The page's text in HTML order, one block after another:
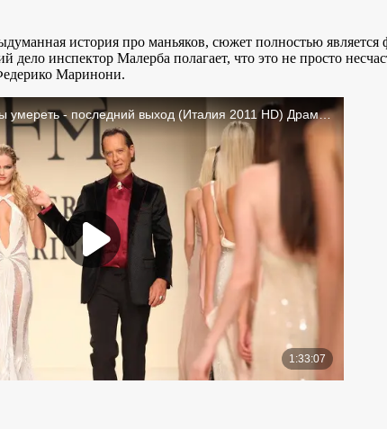
история про маньяков, сюжет полностью
инспектор Малерба полагает, что это не просто
Маринони.